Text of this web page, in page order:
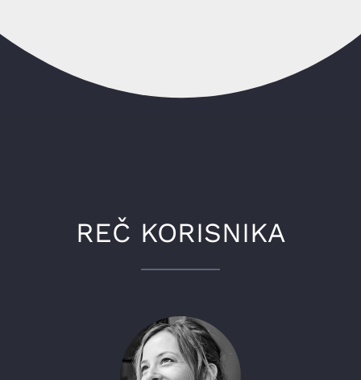
REČ KORISNIKA